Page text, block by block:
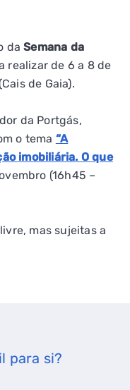
daSemana da
realizar de 6 a 8 de
(Cais de Gaia).
da Portgás,
o tema “A
imobiliária. O que
(16h45 –
mas sujeitas a
para si?